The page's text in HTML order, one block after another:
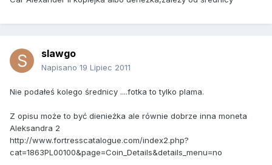
slawgo
Napisano 19 Lipiec 2011
Nie podałeś kolego średnicy ....fotka to tylko plama.
Z opisu może to być dienieżka ale równie dobrze inna moneta
Aleksandra 2
http://www.fortresscatalogue.com/index2.php?
cat=1863PL00100&page=Coin_Details&details_menu=no